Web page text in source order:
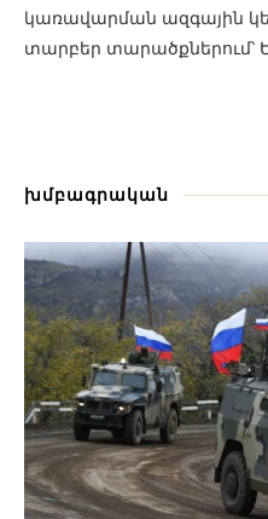
կառավարման ազգային
տարբեր տարածքներում՝
խմբագրական